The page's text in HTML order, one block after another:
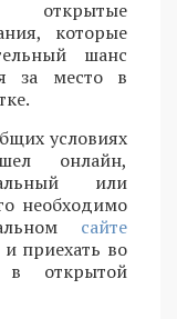
открытые
которые
шанс
за место в
условиях
онлайн,
или
необходимо
сайте
приехать во
в открытой